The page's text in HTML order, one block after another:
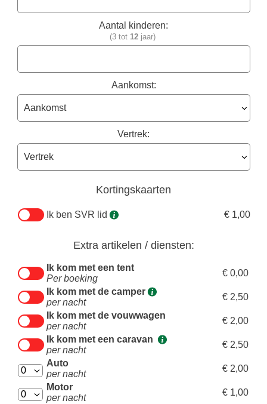
Aantal kinderen:
(3 tot 12jaar)
Aankomst:
Vertrek:
Kortingskaarten
Ik ben SVR lid € 1,00
Extra artikelen / diensten:
Ik kom met een tent
Per boeking
€ 0,00
Ik kom met de camper
per nacht
€ 2,50
Ik kom met de vouwwagen
per nacht
€ 2,00
Ik kom met een caravan
per nacht
€ 2,50
Auto
per nacht
€ 2,00
Motor
per nacht
€ 1,00